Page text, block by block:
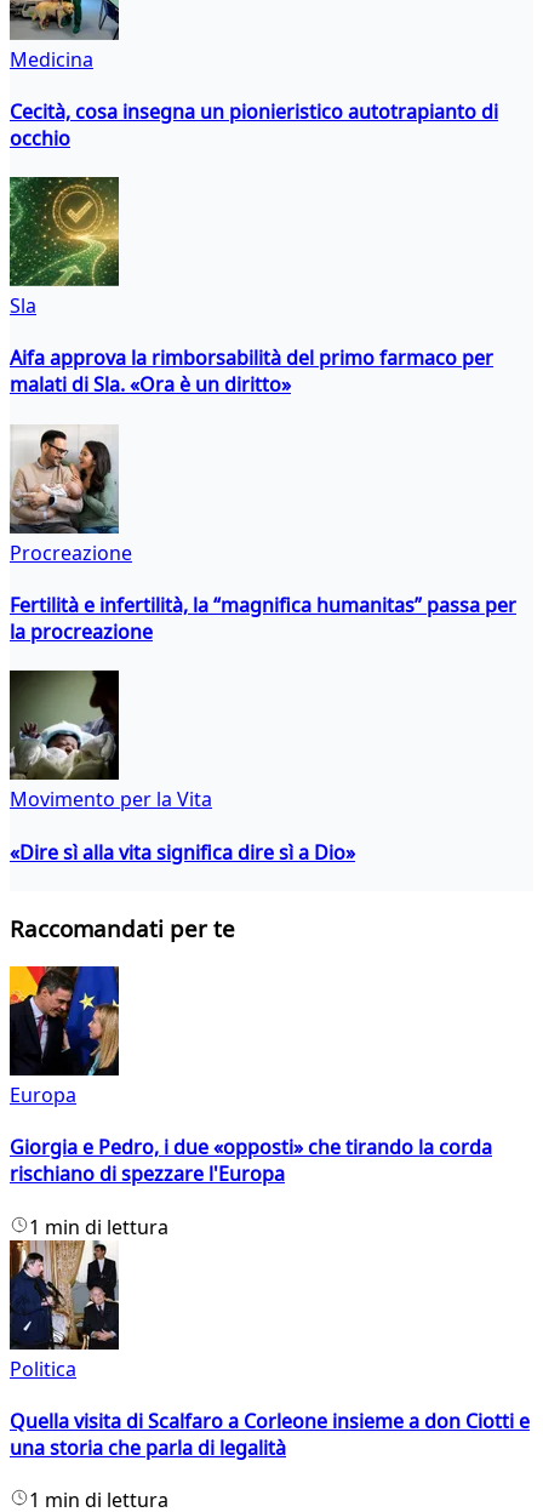
Medicina
Cecità, cosa insegna un pionieristico autotrapianto di
occhio
Sla
Aifa approva la rimborsabilità del primo farmaco per
malati di Sla. «Ora è un diritto»
Procreazione
Fertilità e infertilità, la “magnifica humanitas” passa per
la procreazione
Movimento per la Vita
«Dire sì alla vita significa dire sì a Dio»
Raccomandati per te
Europa
Giorgia e Pedro, i due «opposti» che tirando la corda
rischiano di spezzare l'Europa
1 min di lettura
Politica
Quella visita di Scalfaro a Corleone insieme a don Ciotti e
una storia che parla di legalità
1 min di lettura